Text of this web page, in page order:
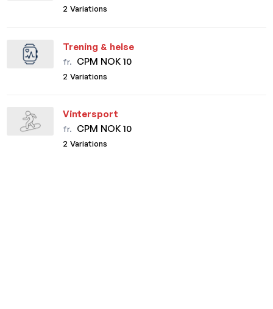
2 Variations
Trening & helse
fr. CPM NOK 10
2 Variations
Vintersport
fr. CPM NOK 10
2 Variations